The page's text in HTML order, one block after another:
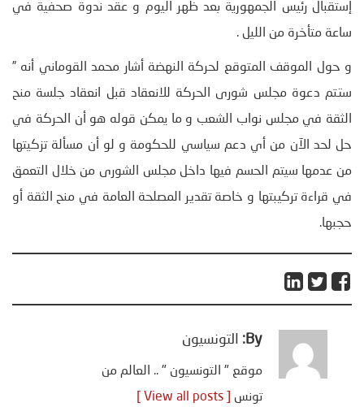
إستقبال رئيس الجمهورية بعد ظهر اليوم و عقد ندوة صحفية في
ساعة متأخرة من الليل .
و حول الموقف المتوقع لحركة النهضة أشار محمد القوماني أنه ”
ستتم دعوة مجلس شورى الحركة للانعقاد قبل انعقاد جلسة منح
الثقة في مجلس نواب الشعب و ما يمكن قوله هو أن الحركة في
حل لحد الآن من أي دعم سياسي للحكومة و لو أن مسألة تزكيتها
من عدمها سيتم الحسم فيها داخل مجلس الشورى من خلال التعمق
في قراءة تركيبتها و خاصة تقدير المصلحة العامة في منح الثقة أو
حجبها.
By: التونسيون
موقع " التونسيون " .. العالم من
تونس